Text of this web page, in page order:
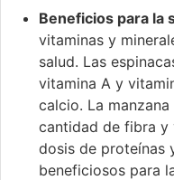
Beneficios para la
vitaminas y
salud. Las
vitamina A y
calcio. La
cantidad de fibra y
dosis de proteínas
beneficiosos para